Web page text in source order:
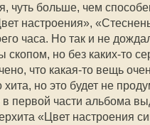
чуть больше, чем
настроения»,
часа. Но так и не
но без каких-то
что какая-то вещь
но это будет не
первой части альбома
«Цвет настроения